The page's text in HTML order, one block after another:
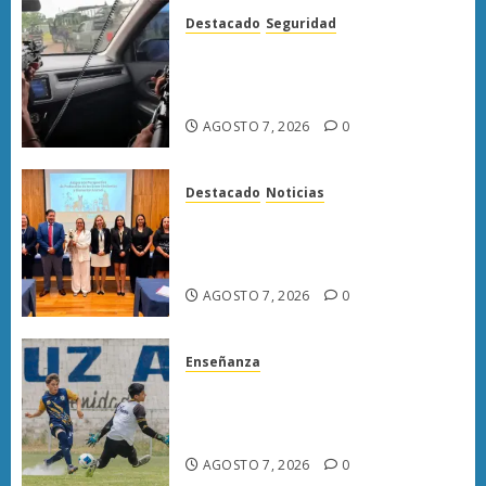
Destacado Seguridad
AGOSTO 7, 2026 0
Destacado Noticias
AGOSTO 7, 2026 0
Enseñanza
AGOSTO 7, 2026 0